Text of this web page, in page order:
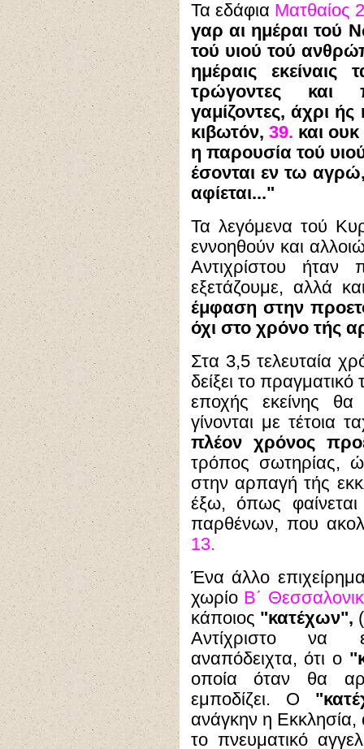
Τα εδάφια Ματθαίος
γαρ αι ημέραι τού
τού υιού τού
ημέραις
τρώγοντες και
γαμίζοντες, άχρι
κιβωτόν, 39. και
η παρουσία τού
έσονται εν τω
αφίεται..."
Τα λεγόμενα τού
εννοηθούν και
Αντιχρίστου
εξετάζουμε, αλλά
έμφαση στην
όχι στο χρόνο τής
Στα 3,5 τελευταία
δείξει το
εποχής εκείνης
γίνονται με τέτοια
πλέον χρόνος
τρόπος σωτηρίας,
στην αρπαγή τής
έξω, όπως
παρθένων, που
13.
Ένα άλλο
χωρίο Β΄
κάποιος "κατέχων",
Αντίχριστο να
αναπόδειχτα, ότι ο
οποία όταν θα
εμποδίζει. Ο
ανάγκην η Εκκλησία,
το πνευματικό